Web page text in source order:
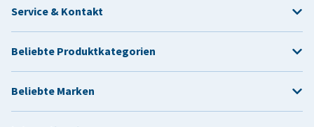
Service & Kontakt
Beliebte Produktkategorien
Beliebte Marken